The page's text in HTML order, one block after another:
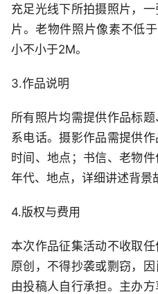
充足光线下所拍摄照片，
片。老物件照片像素不低
小不小于2M。
3.作品说明
所有照片均需提供作品标
系电话。摄影作品需提供
时间、地点；书信、老物
年代、地点，详细讲述背景
4.版权与费用
本次作品征集活动不收取
原创，不得抄袭或剽窃，
由投稿人自行承担。主办